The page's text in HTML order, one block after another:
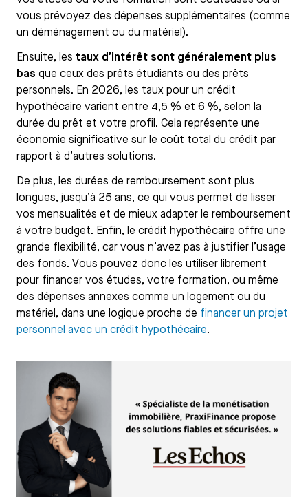
vous prévoyez des dépenses supplémentaires (comme
un déménagement ou du matériel).
Ensuite, les taux d’intérêt sont généralement plus
bas que ceux des prêts étudiants ou des prêts
personnels. En 2026, les taux pour un crédit
hypothécaire varient entre 4,5 % et 6 %, selon la
durée du prêt et votre profil. Cela représente une
économie significative sur le coût total du crédit par
rapport à d’autres solutions.
De plus, les durées de remboursement sont plus
longues, jusqu’à 25 ans, ce qui vous permet de lisser
vos mensualités et de mieux adapter le remboursement
à votre budget. Enfin, le crédit hypothécaire offre une
grande flexibilité, car vous n’avez pas à justifier l’usage
des fonds. Vous pouvez donc les utiliser librement
pour financer vos études, votre formation, ou même
des dépenses annexes comme un logement ou du
matériel, dans une logique proche de financer un projet
personnel avec un crédit hypothécaire.